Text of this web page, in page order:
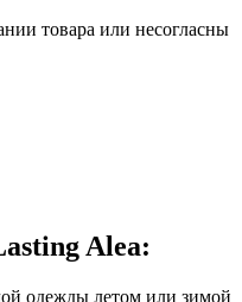
товара или несогласны
Alea:
одежды летом или зимой